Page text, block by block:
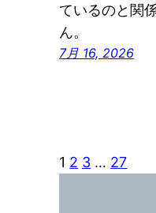
ているのと関
ん。
7月 16, 2026
1 2 3 … 27